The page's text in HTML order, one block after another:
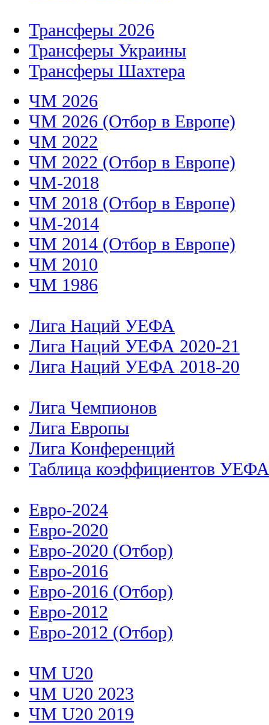
Трансферы 2026
Трансферы Украины
Трансферы Шахтера
ЧМ 2026
ЧМ 2026 (Отбор в Европе)
ЧМ 2022
ЧМ 2022 (Отбор в Европе)
ЧМ-2018
ЧМ 2018 (Отбор в Европе)
ЧМ-2014
ЧМ 2014 (Отбор в Европе)
ЧМ 2010
ЧМ 1986
Лига Наций УЕФА
Лига Наций УЕФА 2020-21
Лига Наций УЕФА 2018-20
Лига Чемпионов
Лига Европы
Лига Конференций
Таблица коэффициентов УЕФА
Евро-2024
Евро-2020
Евро-2020 (Отбор)
Евро-2016
Евро-2016 (Отбор)
Евро-2012
Евро-2012 (Отбор)
ЧМ U20
ЧМ U20 2023
ЧМ U20 2019